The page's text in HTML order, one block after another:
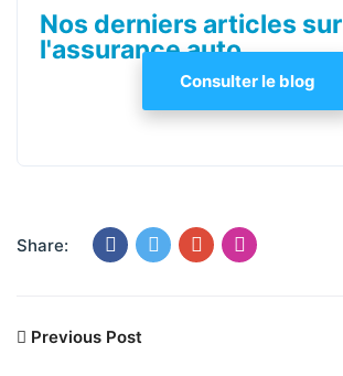
Nos derniers articles sur
l'assurance auto
Consulter le blog
Share:
Previous Post